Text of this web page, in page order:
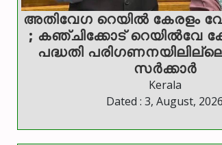
അതിവേഗ റെയിൽ കേരളം
; കഞ്ചിക്കോട് റെയിൽവേ
പദ്ധതി
സർക്കാർ
Kerala
Dated : 3, August, 2026